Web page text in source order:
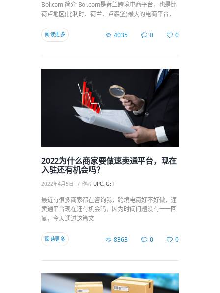
Bol.com 简介 Bol.com是荷兰跨境电商平台，也是比
荷卢地区(比利时、荷兰、卢森堡)最大的电商平台，
阅读更多 4035 0 0
2022为什么商家要做速卖通平台，现在
入驻还有机会吗？
2022年4月5日 作者 UPC, GET
最近有很多商家都在咨询我，跨境电商好不好做，速
卖通平台现在还有机会吗，因为时间问题没有一一回
复，今天通过这篇文
阅读更多 8363 0 0